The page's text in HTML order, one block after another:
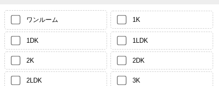
ワンルーム 1K
1DK 1LDK
2K 2DK
2LDK 3K